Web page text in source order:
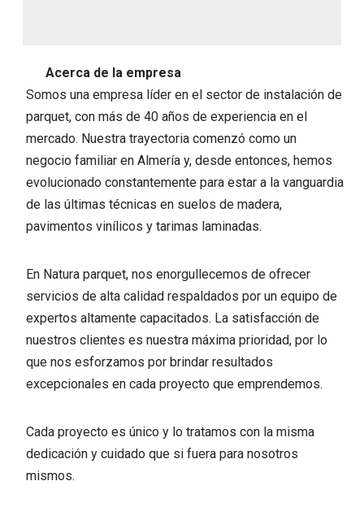
Acerca de la empresa
Somos una empresa líder en el sector de instalación de
parquet, con más de 40 años de experiencia en el
mercado. Nuestra trayectoria comenzó como un
negocio familiar en Almería y, desde entonces, hemos
evolucionado constantemente para estar a la vanguardia
de las últimas técnicas en suelos de madera,
pavimentos vinílicos y tarimas laminadas.
En Natura parquet, nos enorgullecemos de ofrecer
servicios de alta calidad respaldados por un equipo de
expertos altamente capacitados. La satisfacción de
nuestros clientes es nuestra máxima prioridad, por lo
que nos esforzamos por brindar resultados
excepcionales en cada proyecto que emprendemos.
Cada proyecto es único y lo tratamos con la misma
dedicación y cuidado que si fuera para nosotros
mismos.